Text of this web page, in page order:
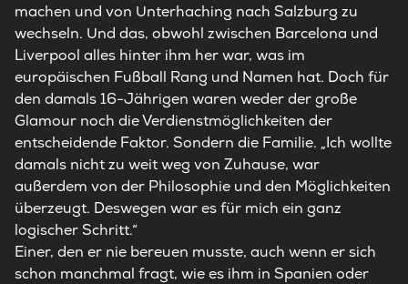
machen und von Unterhaching nach Salzburg zu
wechseln. Und das, obwohl zwischen Barcelona und
Liverpool alles hinter ihm her war, was im
europäischen Fußball Rang und Namen hat. Doch für
den damals 16-Jährigen waren weder der große
Glamour noch die Verdienstmöglichkeiten der
entscheidende Faktor. Sondern die Familie. „Ich wollte
damals nicht zu weit weg von Zuhause, war
außerdem von der Philosophie und den Möglichkeiten
überzeugt. Deswegen war es für mich ein ganz
logischer Schritt.“
Einer, den er nie bereuen musste, auch wenn er sich
schon manchmal fragt, wie es ihm in Spanien oder